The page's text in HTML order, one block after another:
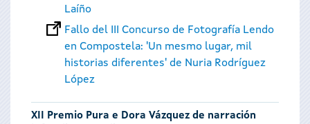
Laíño
Fallo del III Concurso de Fotografía Lendo
en Compostela: 'Un mesmo lugar, mil
historias diferentes' de Nuria Rodríguez
López
XII Premio Pura e Dora Vázquez de narración